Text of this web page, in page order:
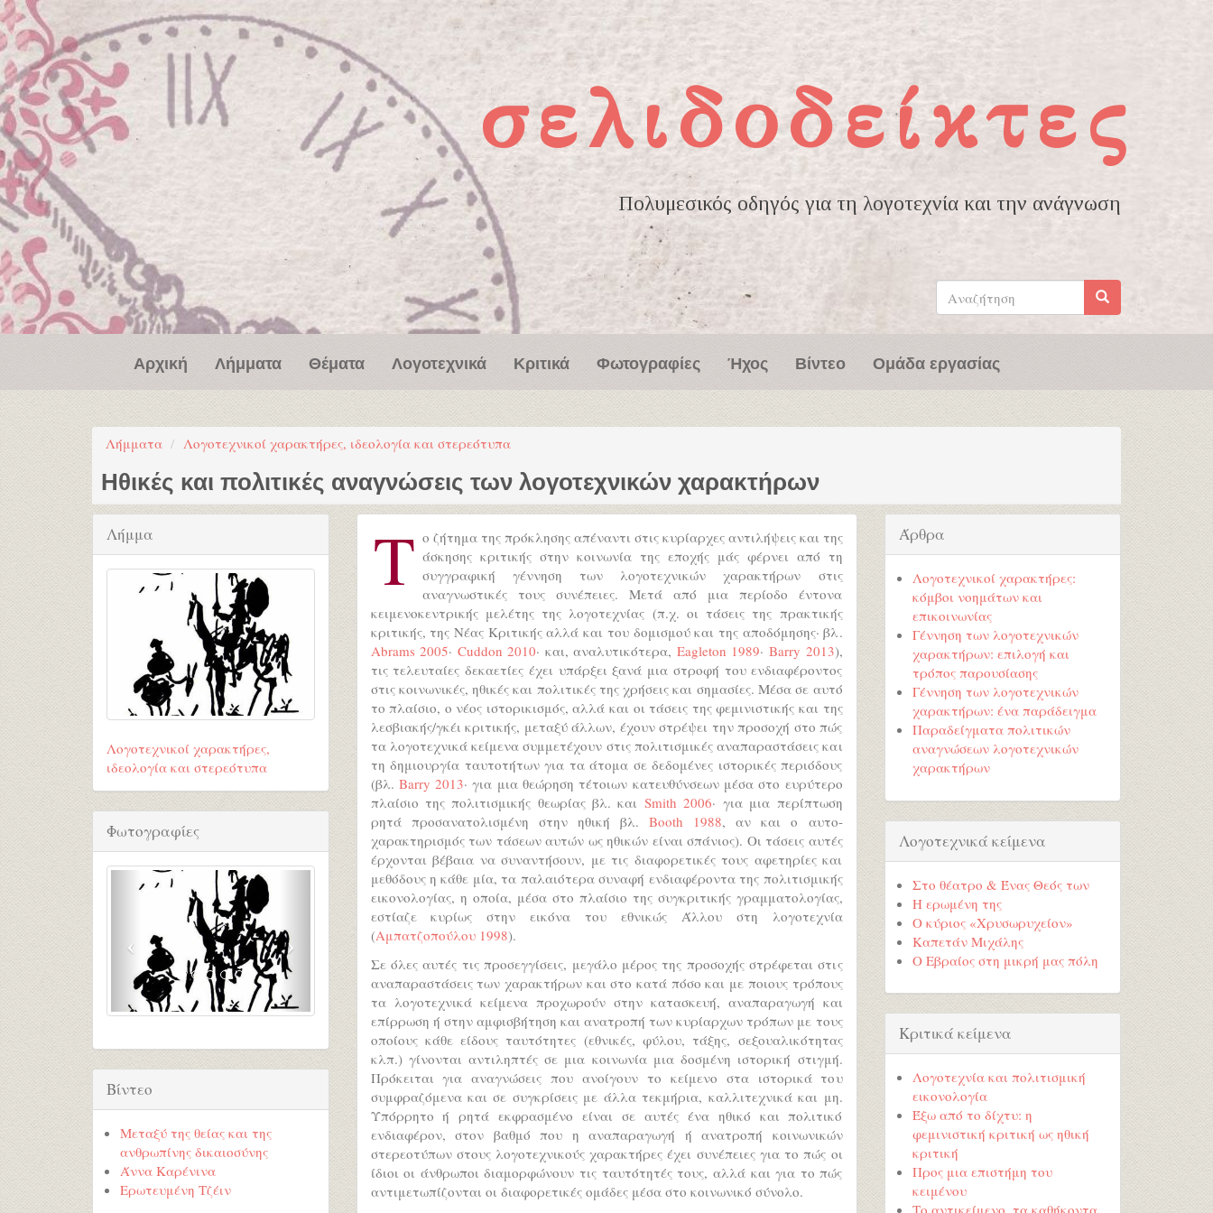
Παράκαμψη προς το κυρίως περιεχόμενο
σελιδοδείκτες
Πολυμεσικός οδηγός για τη λογοτεχνία και την ανάγνωση
Φόρμα
αναζήτησης
Αναζήτηση
Αρχική Λήμματα Θέματα Λογοτεχνικά Κριτικά Φωτογραφίες Ήχος Βίντεο Ομάδα εργασίας
Λήμματα Λογοτεχνικοί χαρακτήρες, ιδεολογία και στερεότυπα
Ηθικές και πολιτικές αναγνώσεις των λογοτεχνικών χαρακτήρων
Τ ο ζήτημα της πρόκλησης απέναντι στις κυρίαρχες αντιλήψεις και της
άσκησης κριτικής στην κοινωνία της εποχής μάς φέρνει από τη
συγγραφική γέννηση των λογοτεχνικών χαρακτήρων στις
αναγνωστικές τους συνέπειες. Μετά από μια περίοδο έντονα
κειμενοκεντρικής μελέτης της λογοτεχνίας (π.χ. οι τάσεις της πρακτικής
κριτικής, της Νέας Κριτικής αλλά και του δομισμού και της αποδόμησης· βλ.
Abrams 2005· Cuddon 2010· και, αναλυτικότερα, Eagleton 1989· Barry 2013),
τις τελευταίες δεκαετίες έχει υπάρξει ξανά μια στροφή του ενδιαφέροντος
στις κοινωνικές, ηθικές και πολιτικές της χρήσεις και σημασίες. Μέσα σε αυτό
το πλαίσιο, ο νέος ιστορικισμός, αλλά και οι τάσεις της φεμινιστικής και της
λεσβιακής/γκέι κριτικής, μεταξύ άλλων, έχουν στρέψει την προσοχή στο πώς
τα λογοτεχνικά κείμενα συμμετέχουν στις πολιτισμικές αναπαραστάσεις και
τη δημιουργία ταυτοτήτων για τα άτομα σε δεδομένες ιστορικές περιόδους
(βλ. Barry 2013· για μια θεώρηση τέτοιων κατευθύνσεων μέσα στο ευρύτερο
πλαίσιο της πολιτισμικής θεωρίας βλ. και Smith 2006· για μια περίπτωση
ρητά προσανατολισμένη στην ηθική βλ. Booth 1988, αν και ο αυτο-
χαρακτηρισμός των τάσεων αυτών ως ηθικών είναι σπάνιος). Οι τάσεις αυτές
έρχονται βέβαια να συναντήσουν, με τις διαφορετικές τους αφετηρίες και
μεθόδους η κάθε μία, τα παλαιότερα συναφή ενδιαφέροντα της πολιτισμικής
εικονολογίας, η οποία, μέσα στο πλαίσιο της συγκριτικής γραμματολογίας,
εστίαζε κυρίως στην εικόνα του εθνικώς Άλλου στη λογοτεχνία
(Αμπατζοπούλου 1998).
Σε όλες αυτές τις προσεγγίσεις, μεγάλο μέρος της προσοχής στρέφεται στις
αναπαραστάσεις των χαρακτήρων και στο κατά πόσο και με ποιους τρόπους
τα λογοτεχνικά κείμενα προχωρούν στην κατασκευή, αναπαραγωγή και
επίρρωση ή στην αμφισβήτηση και ανατροπή των κυρίαρχων τρόπων με τους
οποίους κάθε είδους ταυτότητες (εθνικές, φύλου, τάξης, σεξουαλικότητας
κλπ.) γίνονται αντιληπτές σε μια κοινωνία μια δοσμένη ιστορική στιγμή.
Πρόκειται για αναγνώσεις που ανοίγουν το κείμενο στα ιστορικά του
συμφραζόμενα και σε συγκρίσεις με άλλα τεκμήρια, καλλιτεχνικά και μη.
Υπόρρητο ή ρητά εκφρασμένο είναι σε αυτές ένα ηθικό και πολιτικό
ενδιαφέρον, στον βαθμό που η αναπαραγωγή ή ανατροπή κοινωνικών
στερεοτύπων στους λογοτεχνικούς χαρακτήρες έχει συνέπειες για το πώς οι
ίδιοι οι άνθρωποι διαμορφώνουν τις ταυτότητές τους, αλλά και για το πώς
αντιμετωπίζονται οι διαφορετικές ομάδες μέσα στο κοινωνικό σύνολο.
Λήμμα
Λογοτεχνικοί χαρακτήρες,
ιδεολογία και στερεότυπα
Φωτογραφίες
Βίντεο
Μεταξύ της θείας και της
ανθρωπίνης δικαιοσύνης
Άννα Καρένινα
Ερωτευμένη Τζέιν
Άρθρα
Λογοτεχνικοί χαρακτήρες:
κόμβοι νοημάτων και
επικοινωνίας
Γέννηση των λογοτεχνικών
χαρακτήρων: επιλογή και
τρόπος παρουσίασης
Γέννηση των λογοτεχνικών
χαρακτήρων: ένα παράδειγμα
Παραδείγματα πολιτικών
αναγνώσεων λογοτεχνικών
χαρακτήρων
Λογοτεχνικά κείμενα
Στο θέατρο & Ένας Θεός των
Η ερωμένη της
Ο κύριος «Χρυσωρυχείον»
Καπετάν Μιχάλης
Ο Εβραίος στη μικρή μας πόλη
Κριτικά κείμενα
Λογοτεχνία και πολιτισμική
εικονολογία
Έξω από το δίχτυ: η
φεμινιστική κριτική ως ηθική
κριτική
Προς μια επιστήμη του
κειμένου
Το αντικείμενο, τα καθήκοντα